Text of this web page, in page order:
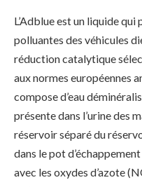
L’Adblue est un liquide
polluantes des véhicules
réduction catalytique
aux normes européennes
compose d’eau
présente dans l’urine des
réservoir séparé du
dans le pot
avec les oxydes d’azote